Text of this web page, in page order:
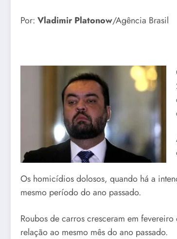
Por: Vladimir Platonow/Agência Brasil
Os homicídios dolosos, quando há a
mesmo período do ano passado.
Roubos de carros cresceram em
relação ao mesmo mês do ano passado.